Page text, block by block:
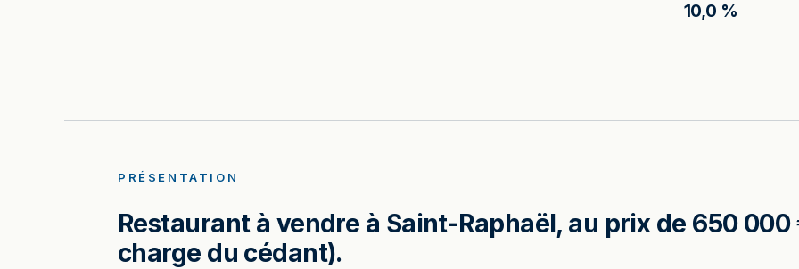
10,0 %
PRÉSENTATION
Restaurant à vendre à Saint-Raphaël, au prix de 650 000
charge du cédant).